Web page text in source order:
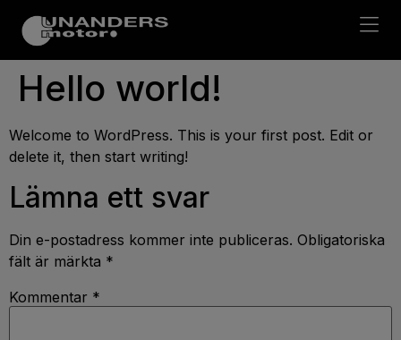
Hello world!
Welcome to WordPress. This is your first post. Edit or
delete it, then start writing!
Lämna ett svar
Din e-postadress kommer inte publiceras. Obligatoriska
fält är märkta *
Kommentar *